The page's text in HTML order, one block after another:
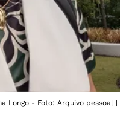
Longo - Foto: Arquivo pessoal |